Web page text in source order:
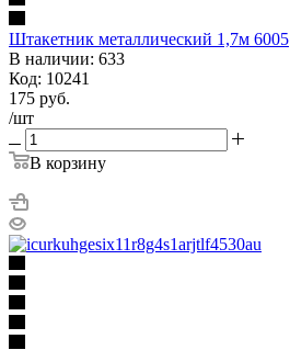
Штакетник металлический 1,7м 6005
В наличии: 633
Код: 10241
175 руб.
/шт
В корзину